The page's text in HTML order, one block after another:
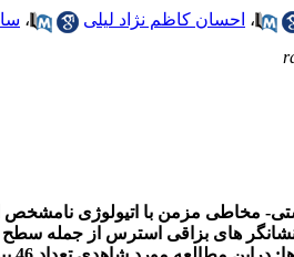
، احسان کاظم نژاد لیلی ،
مخاطی مزمن با اتیولوژی نامشخص
های بزاقی استرس از جمله سطح